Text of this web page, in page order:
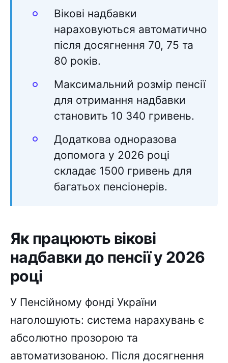
Вікові надбавки
нараховуються автоматично
після досягнення 70, 75 та
80 років.
Максимальний розмір пенсії
для отримання надбавки
становить 10 340 гривень.
Додаткова одноразова
допомога у 2026 році
складає 1500 гривень для
багатьох пенсіонерів.
Як працюють вікові
надбавки до пенсії у 2026
році
У Пенсійному фонді України
наголошують: система нарахувань є
абсолютно прозорою та
автоматизованою. Після досягнення